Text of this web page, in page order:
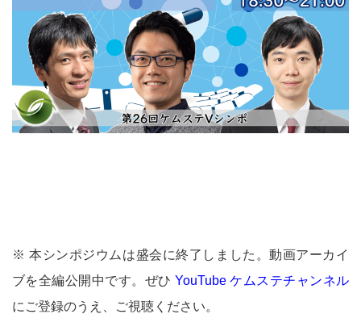
※ 本シンポジウムは盛会に終了しました。動画アーカイ
ブを全編公開中です。ぜひ YouTube ケムステチャンネル
にご登録のうえ、ご視聴ください。